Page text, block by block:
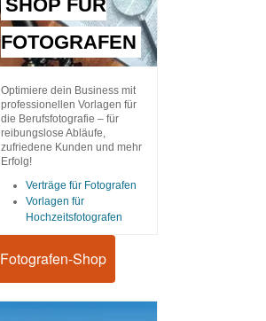
SHOP FÜR
FOTOGRAFEN
Optimiere dein Business mit
professionellen Vorlagen für
die Berufsfotografie – für
reibungslose Abläufe,
zufriedene Kunden und mehr
Erfolg!
Verträge für Fotografen
Vorlagen für
Hochzeitsfotografen
Fotografen-Shop